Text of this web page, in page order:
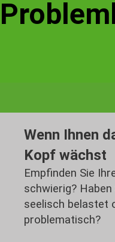
Wenn Ihnen
Kopf wächst
Empfinden Sie
schwierig? Haben
seelisch belastet
problematisch?